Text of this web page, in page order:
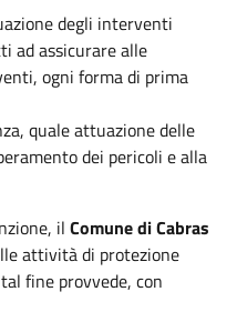
degli interventi
ad assicurare alle
ogni forma di prima
quale attuazione delle
dei pericoli e alla
il Comune di Cabras
attività di protezione
fine provvede, con